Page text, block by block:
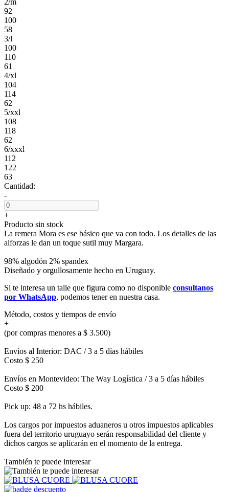
92
100
58
3/l
100
110
61
4/xl
104
114
62
5/xxl
108
118
62
6/xxxl
112
122
63
Cantidad:
-
+
Producto sin stock
La remera Mora es ese básico que va con todo. Los detalles de las
alforzas le dan un toque sutil muy Margara.
98% algodón 2% spandex
Diseñado y orgullosamente hecho en Uruguay.
Si te interesa un talle que figura como no disponible consultanos
por WhatsApp, podemos tener en nuestra casa.
Método, costos y tiempos de envío
+
(por compras menores a $ 3.500)
Envíos al Interior: DAC / 3 a 5 días hábiles
Costo $ 250
Envíos en Montevideo: The Way Logística / 3 a 5 días hábiles
Costo $ 200
Pick up: 48 a 72 hs hábiles.
Los cargos por impuestos aduaneros u otros impuestos aplicables
fuera del territorio uruguayo serán responsabilidad del cliente y
dichos cargos se aplicarán en el momento de la entrega.
También te puede interesar